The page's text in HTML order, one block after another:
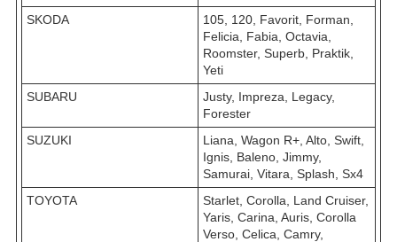
SKODA
105, 120, Favorit, Forman,
Felicia, Fabia, Octavia,
Roomster, Superb, Praktik,
Yeti
SUBARU
Justy, Impreza, Legacy,
Forester
SUZUKI
Liana, Wagon R+, Alto, Swift,
Ignis, Baleno, Jimmy,
Samurai, Vitara, Splash, Sx4
TOYOTA
Starlet, Corolla, Land Cruiser,
Yaris, Carina, Auris, Corolla
Verso, Celica, Camry,